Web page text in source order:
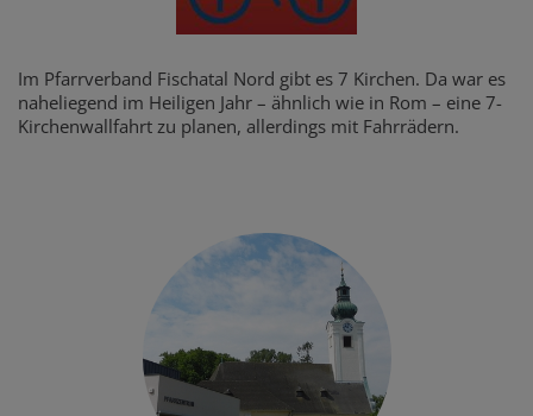
Im Pfarrverband Fischatal Nord gibt es 7 Kirchen. Da war es
naheliegend im Heiligen Jahr – ähnlich wie in Rom – eine 7-
Kirchenwallfahrt zu planen, allerdings mit Fahrrädern.